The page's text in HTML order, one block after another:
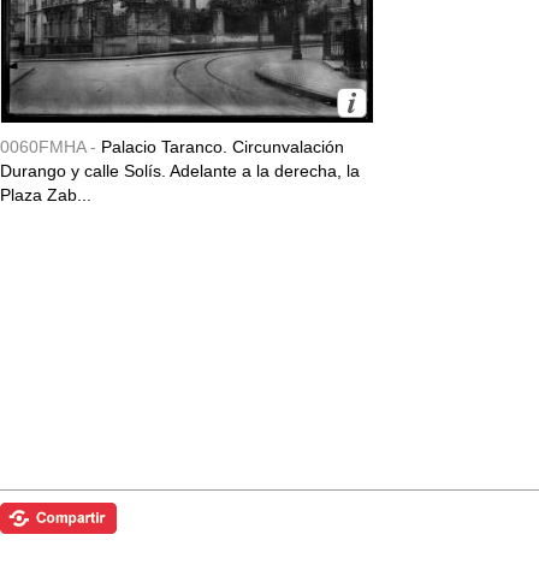
0060FMHA - Palacio Taranco. Circunvalación
Durango y calle Solís. Adelante a la derecha, la
Plaza Zab...